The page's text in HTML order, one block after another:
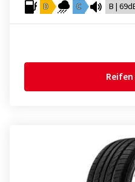
D C B |